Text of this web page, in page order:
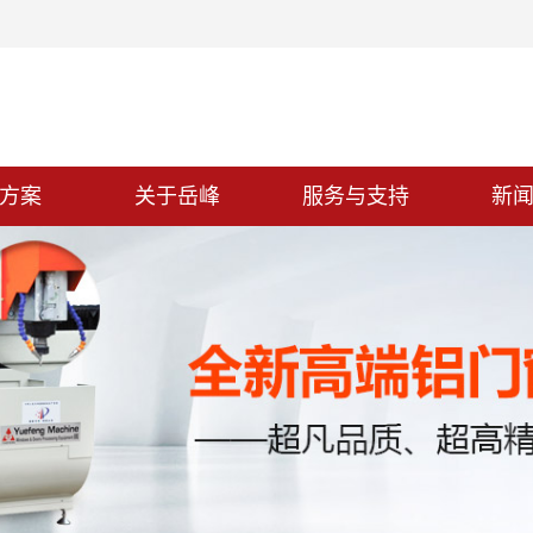
案 关于岳峰 服务与支持 新